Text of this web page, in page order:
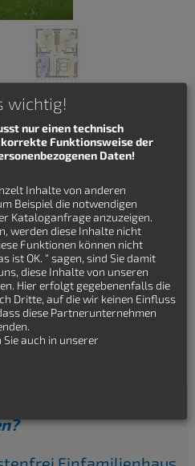
modernes Einfamilienhaus mit
und klaren, geometrischen
verschiedene Materialien
Fenster oder Glasfronten eine
natürliches Licht maximieren,
wichtig!
nur einen technisch
Funktionsweise der
Daten!
Inhalte von anderen
Beispiel die notwendigen
Kataloganfrage anzuzeigen.
werden diese Inhalte nicht
Funktionen können nicht
ist OK. “ sagen, sind Sie damit
diese Inhalte von unseren
Hier erfolgt gegebenenfalls die
Dritte, auf die wir keinen Einfluss
diese Partnerunternehmen
auch in unserer